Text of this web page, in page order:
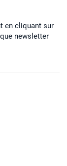
en cliquant sur
newsletter